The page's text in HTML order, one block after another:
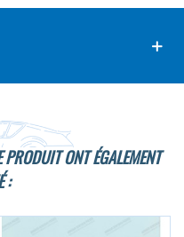
ONT ÉGALEMENT
: